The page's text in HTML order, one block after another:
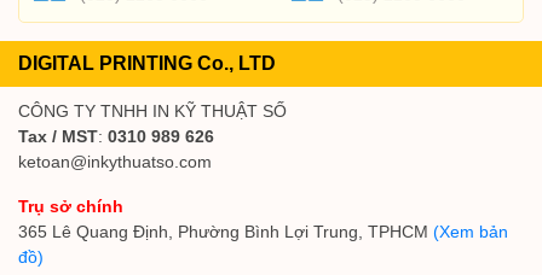
DIGITAL PRINTING Co., LTD
CÔNG TY TNHH IN KỸ THUẬT SỐ
Tax / MST: 0310 989 626
ketoan@inkythuatso.com
Trụ sở chính
365 Lê Quang Định, Phường Bình Lợi Trung, TPHCM (Xem bản
đồ)